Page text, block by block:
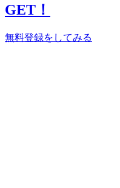
GET！
無料登録をしてみる